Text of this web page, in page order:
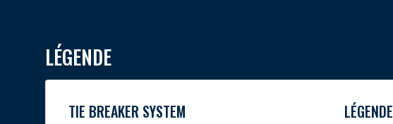
LÉGENDE
TIE BREAKER SYSTEM LÉGENDE